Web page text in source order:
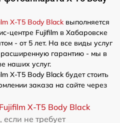
X-T5 Body Blackвыполняется
центре Fujifilm в Хабаровске
- от 5 лет. На все виды услуг
расширенную гарантию - мы в
наших услуг.
X-T5 Body Black будет стоить
заказа на сайте через
X-T5 Body Black
не требует